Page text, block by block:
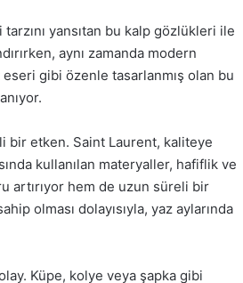
yansıtan bu kalp gözlükleri ile
aynı zamanda modern
gibi özenle tasarlanmış olan bu
bir etken. Saint Laurent, kaliteye
kullanılan materyaller, hafiflik ve
artırıyor hem de uzun süreli bir
olması dolayısıyla, yaz aylarında
Küpe, kolye veya şapka gibi